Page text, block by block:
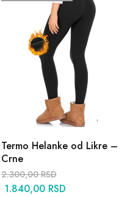
Termo Helanke od Likre –
Crne
2.300,00RSD
1.840,00 RSD